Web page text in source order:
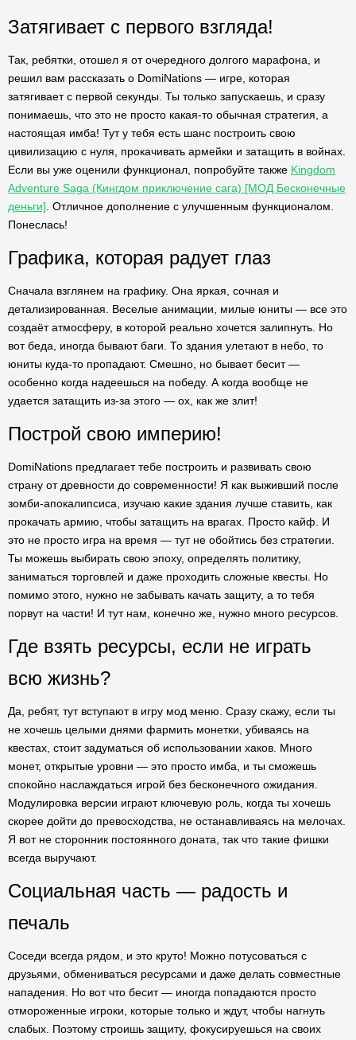
Затягивает с первого взгляда!
Так, ребятки, отошел я от очередного долгого марафона, и
решил вам рассказать о DomiNations — игре, которая
затягивает с первой секунды. Ты только запускаешь, и сразу
понимаешь, что это не просто какая-то обычная стратегия, а
настоящая имба! Тут у тебя есть шанс построить свою
цивилизацию с нуля, прокачивать армейки и затащить в войнах.
Если вы уже оценили функционал, попробуйте также Kingdom
Adventure Saga (Кингдом приключение сага) [МОД Бесконечные
деньги] . Отличное дополнение с улучшенным функционалом.
Понеслась!
Графика, которая радует глаз
Сначала взглянем на графику. Она яркая, сочная и
детализированная. Веселые анимации, милые юниты — все это
создаёт атмосферу, в которой реально хочется залипнуть. Но
вот беда, иногда бывают баги. То здания улетают в небо, то
юниты куда-то пропадают. Смешно, но бывает бесит —
особенно когда надеешься на победу. А когда вообще не
удается затащить из-за этого — ох, как же злит!
Построй свою империю!
DomiNations предлагает тебе построить и развивать свою
страну от древности до современности! Я как выживший после
зомби-апокалипсиса, изучаю какие здания лучше ставить, как
прокачать армию, чтобы затащить на врагах. Просто кайф. И
это не просто игра на время — тут не обойтись без стратегии.
Ты можешь выбирать свою эпоху, определять политику,
заниматься торговлей и даже проходить сложные квесты. Но
помимо этого, нужно не забывать качать защиту, а то тебя
порвут на части! И тут нам, конечно же, нужно много ресурсов.
Где взять ресурсы, если не играть
всю жизнь?
Да, ребят, тут вступают в игру мод меню. Сразу скажу, если ты
не хочешь целыми днями фармить монетки, убиваясь на
квестах, стоит задуматься об использовании хаков. Много
монет, открытые уровни — это просто имба, и ты сможешь
спокойно наслаждаться игрой без бесконечного ожидания.
Модулировка версии играют ключевую роль, когда ты хочешь
скорее дойти до превосходства, не останавливаясь на мелочах.
Я вот не сторонник постоянного доната, так что такие фишки
всегда выручают.
Социальная часть — радость и
печаль
Соседи всегда рядом, и это круто! Можно потусоваться с
друзьями, обмениваться ресурсами и даже делать совместные
нападения. Но вот что бесит — иногда попадаются просто
отмороженные игроки, которые только и ждут, чтобы нагнуть
слабых. Поэтому строишь защиту, фокусируешься на своих